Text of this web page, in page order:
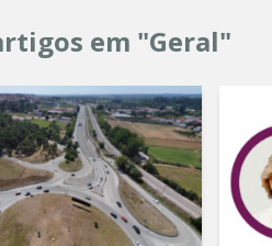
em "Geral"